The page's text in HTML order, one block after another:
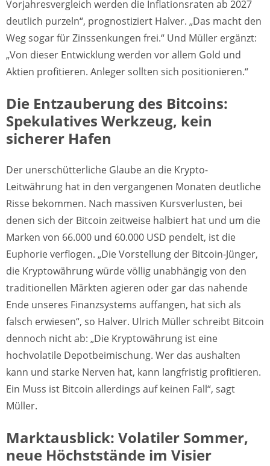
Vorjahresvergleich werden die Inflationsraten ab 2027
deutlich purzeln“, prognostiziert Halver. „Das macht den
Weg sogar für Zinssenkungen frei.“ Und Müller ergänzt:
„Von dieser Entwicklung werden vor allem Gold und
Aktien profitieren. Anleger sollten sich positionieren.“
Die Entzauberung des Bitcoins:
Spekulatives Werkzeug, kein
sicherer Hafen
Der unerschütterliche Glaube an die Krypto-
Leitwährung hat in den vergangenen Monaten deutliche
Risse bekommen. Nach massiven Kursverlusten, bei
denen sich der Bitcoin zeitweise halbiert hat und um die
Marken von 66.000 und 60.000 USD pendelt, ist die
Euphorie verflogen. „Die Vorstellung der Bitcoin-Jünger,
die Kryptowährung würde völlig unabhängig von den
traditionellen Märkten agieren oder gar das nahende
Ende unseres Finanzsystems auffangen, hat sich als
falsch erwiesen“, so Halver. Ulrich Müller schreibt Bitcoin
dennoch nicht ab: „Die Kryptowährung ist eine
hochvolatile Depotbeimischung. Wer das aushalten
kann und starke Nerven hat, kann langfristig profitieren.
Ein Muss ist Bitcoin allerdings auf keinen Fall“, sagt
Müller.
Marktausblick: Volatiler Sommer,
neue Höchststände im Visier